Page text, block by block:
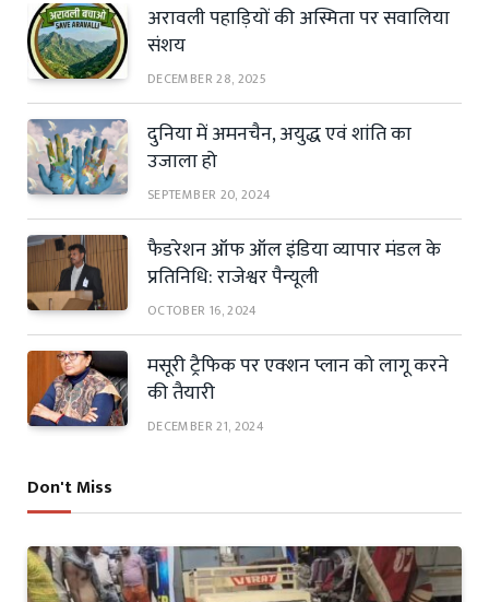
अरावली पहाड़ियों की अस्मिता पर सवालिया
संशय
DECEMBER 28, 2025
दुनिया में अमनचैन, अयुद्ध एवं शांति का
उजाला हो
SEPTEMBER 20, 2024
फैडरेशन ऑफ ऑल इंडिया व्यापार मंडल के
प्रतिनिधि: राजेश्वर पैन्यूली
OCTOBER 16, 2024
मसूरी ट्रैफिक पर एक्शन प्लान को लागू करने
की तैयारी
DECEMBER 21, 2024
Don't Miss